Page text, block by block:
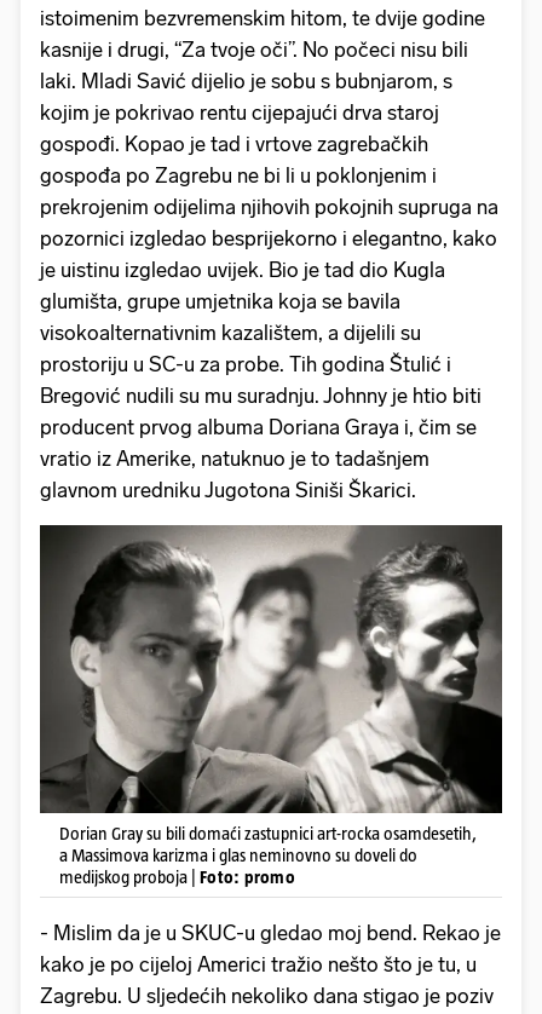
istoimenim bezvremenskim hitom, te dvije godine
kasnije i drugi, “Za tvoje oči”. No počeci nisu bili
laki. Mladi Savić dijelio je sobu s bubnjarom, s
kojim je pokrivao rentu cijepajući drva staroj
gospođi. Kopao je tad i vrtove zagrebačkih
gospođa po Zagrebu ne bi li u poklonjenim i
prekrojenim odijelima njihovih pokojnih supruga na
pozornici izgledao besprijekorno i elegantno, kako
je uistinu izgledao uvijek. Bio je tad dio Kugla
glumišta, grupe umjetnika koja se bavila
visokoalternativnim kazalištem, a dijelili su
prostoriju u SC-u za probe. Tih godina Štulić i
Bregović nudili su mu suradnju. Johnny je htio biti
producent prvog albuma Doriana Graya i, čim se
vratio iz Amerike, natuknuo je to tadašnjem
glavnom uredniku Jugotona Siniši Škarici.
Dorian Gray su bili domaći zastupnici art-rocka osamdesetih,
a Massimova karizma i glas neminovno su doveli do
medijskog proboja | Foto: promo
- Mislim da je u SKUC-u gledao moj bend. Rekao je
kako je po cijeloj Americi tražio nešto što je tu, u
Zagrebu. U sljedećih nekoliko dana stigao je poziv